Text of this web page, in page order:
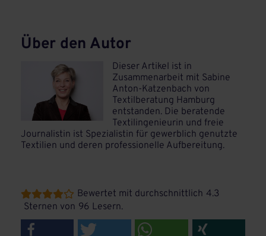
Über den Autor
Dieser Artikel ist in
Zusammenarbeit mit Sabine
Anton-Katzenbach von
Textilberatung Hamburg
entstanden. Die beratende
Textilingenieurin und freie
Journalistin ist Spezialistin für gewerblich genutzte
Textilien und deren professionelle Aufbereitung.
 Bewertet mit durchschnittlich 4.3
Sternen von 96 Lesern.